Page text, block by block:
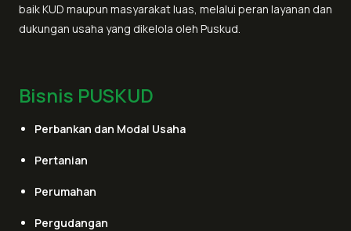
baik KUD maupun masyarakat luas, melalui peran layanan dan
dukungan usaha yang dikelola oleh Puskud.
Bisnis PUSKUD
Perbankan dan Modal Usaha
Pertanian
Perumahan
Pergudangan